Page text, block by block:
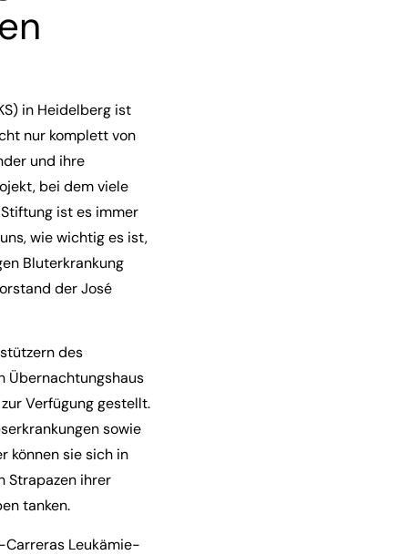
in Heidelberg ist
nur komplett von
und ihre
bei dem viele
ist es immer
wie wichtig es ist,
Bluterkrankung
der José
des
Übernachtungshaus
Verfügung gestellt.
sowie
können sie sich in
Strapazen ihrer
tanken.
Carreras Leukämie-